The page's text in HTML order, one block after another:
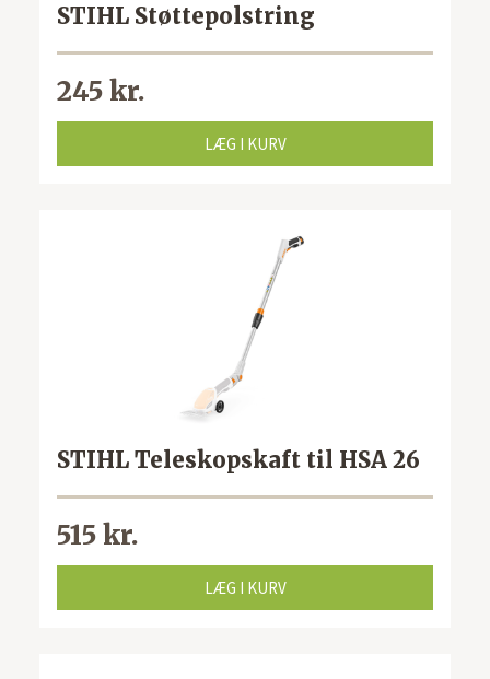
STIHL Støttepolstring
245 kr.
LÆG I KURV
STIHL Teleskopskaft til HSA 26
515 kr.
LÆG I KURV